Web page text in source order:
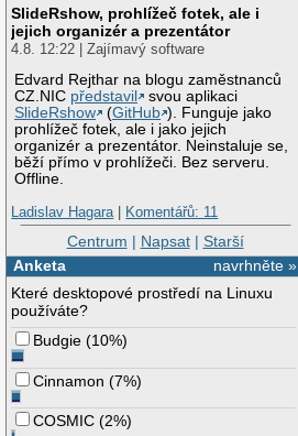
SlideRshow, prohlížeč fotek, ale i
jejich organizér a prezentátor
4.8. 12:22 | Zajímavý software
Edvard Rejthar na blogu zaměstnanců
CZ.NIC představil
svou aplikaci
SlideRshow
(GitHub ). Funguje jako
prohlížeč fotek, ale i jako jejich
organizér a prezentátor. Neinstaluje se,
běží přímo v prohlížeči. Bez serveru.
Offline.
Ladislav Hagara| Komentářů: 11
Centrum | Napsat| Starší
navrhněte »
Anketa
Které desktopové prostředí na Linuxu
používáte?
Budgie (10%)
Cinnamon (7%)
COSMIC (2%)